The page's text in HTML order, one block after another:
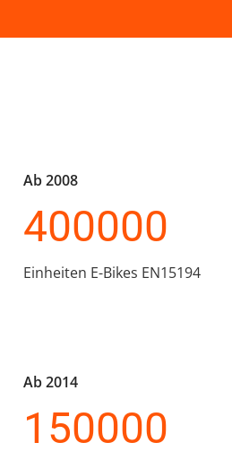
Ab 2008
400000
Einheiten E-Bikes EN15194
Ab 2014
150000